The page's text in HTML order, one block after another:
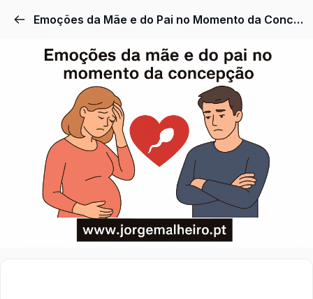
Emoções da Mãe e do Pai no Momento da Concepção